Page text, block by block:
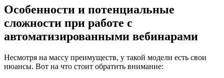
Особенности и потенциальные
сложности при работе с
автоматизированными вебинарами
Несмотря на массу преимуществ, у такой модели есть свои
нюансы. Вот на что стоит обратить внимание: